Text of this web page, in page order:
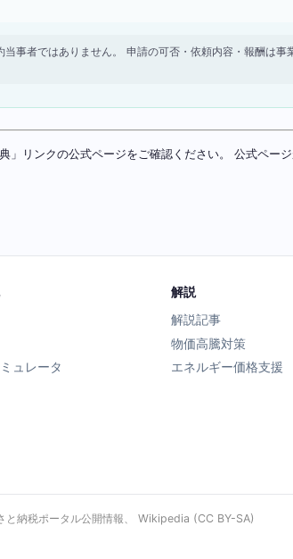
事者ではありません。 申請の可否・依頼内容・報酬は事
リンクの公式ページをご確認ください。 公式ペー
ュレータ
解説
解説記事
物価高騰対策
エネルギー価格支援
と納税ポータル公開情報、 Wikipedia (CC BY-SA)